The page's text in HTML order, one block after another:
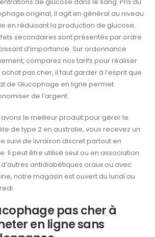
de glucose dans le sang. Prix du
original, il agit en général au niveau
en réduisant la production de glucose,
secondaires sont présentés par ordre
d’importance. Sur ordonnance
comparez nos tarifs pour réaliser
pas cher, il faut garder à l’esprit que
de Glucophage en ligne permet
de l’argent.
avons le meilleur produit pour gérer le
de type 2 en australie, vous recevez un
suivi de livraison discret partout en
Il peut être utilisé seul ou en association
antidiabétiques oraux ou avec
notre magasin est ouvert du lundi au
pas cher à
en ligne sans